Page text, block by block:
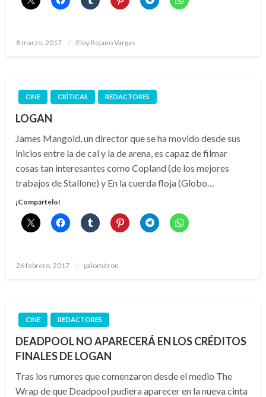
Publicado
8 marzo, 2017 Eloy Rojano Vargas
CINE CRÍTICAS REDACTORES
LOGAN
James Mangold, un director que se ha movido desde sus
inicios entre la de cal y la de arena, es capaz de filmar
cosas tan interesantes como Copland (de los mejores
trabajos de Stallone) y En la cuerda floja (Globo…
¡Compártelo!
Publicado
26 febrero, 2017 palomitron
CINE REDACTORES
DEADPOOL NO APARECERÁ EN LOS CRÉDITOS
FINALES DE LOGAN
Tras los rumores que comenzaron desde el medio The
Wrap de que Deadpool pudiera aparecer en la nueva cinta